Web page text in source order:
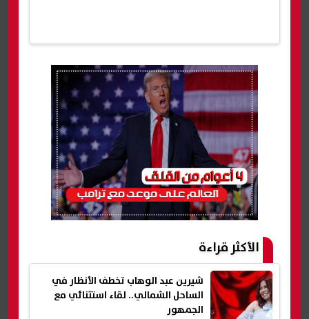
الأكثر قراءة
شيرين عبد الوهاب تخطف الأنظار في
الساحل الشمالي.. لقاء استثنائي مع
الجمهور